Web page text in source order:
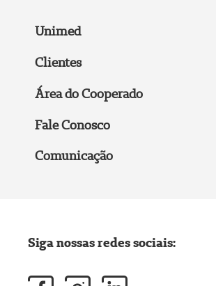
Unimed
Clientes
Área do Cooperado
Fale Conosco
Comunicação
Siga nossas redes sociais: